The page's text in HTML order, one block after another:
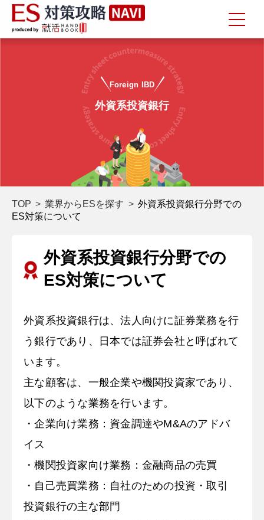
外資系投資銀行
Foreign IBD
TOP 業界からESを探す
外資系投資銀行分野での
ES対策について
外資系投資銀行分野での
ES対策について
外資系投資銀行は、法人向けに証券業務を行
う銀行であり、日本では証券会社と呼ばれて
います。
主な顧客は、一般企業や機関投資家であり、
以下のような業務を行います。
・企業向け業務：資金調達やM&Aのアドバ
イス
・機関投資家向け業務：金融商品の売買
・自己売買業務：自社のための投資・取引
投資銀行の主な部門